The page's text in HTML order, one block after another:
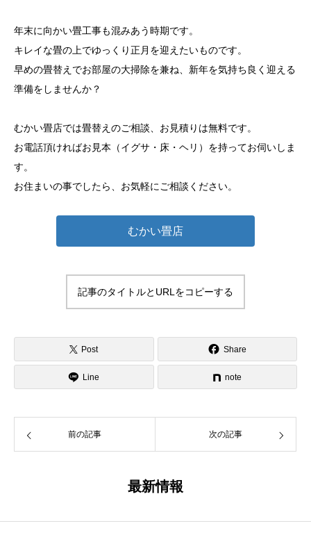
年末に向かい畳工事も混みあう時期です。
キレイな畳の上でゆっくり正月を迎えたいものです。
早めの畳替えでお部屋の大掃除を兼ね、新年を気持ち良く迎える
準備をしませんか？
むかい畳店では畳替えのご相談、お見積りは無料です。
お電話頂ければお見本（イグサ・床・ヘリ）を持ってお伺いしま
す。
お住まいの事でしたら、お気軽にご相談ください。
むかい畳店
記事のタイトルとURLをコピーする
Post Share
Line note
前の記事 次の記事
最新情報